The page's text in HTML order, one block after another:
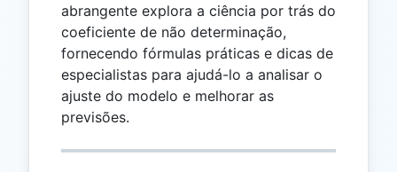
abrangente explora a ciência por trás do
coeficiente de não determinação,
fornecendo fórmulas práticas e dicas de
especialistas para ajudá-lo a analisar o
ajuste do modelo e melhorar as
previsões.